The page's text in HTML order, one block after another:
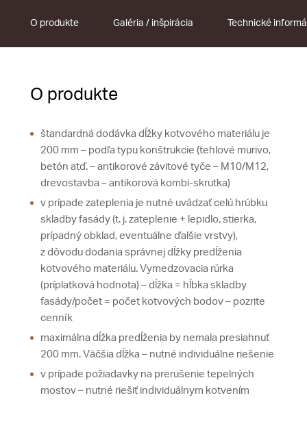
O produkte Galéria / inšpirácia Technické
O produkte
štandardná dodávka dĺžky kotvového materiálu je
200 mm – podľa typu konštrukcie (tehlové murivo,
betón atď. – antikorové závitové tyče – M10/M12,
drevostavba – antikorová kombi-skrutka)
v prípade zateplenia je nutné uvádzať celú hrúbku
skladby fasády (t. j. zateplenie + lepidlo, stierka,
prípadný obklad, eventuálne ďalšie vrstvy),
z dôvodu dodania správnej dĺžky predĺženia
kotvového materiálu. Vymedzovacia rúrka
(príplatková hodnota) – dĺžka = hĺbka skladby
fasády/počet = počet kotvových bodov – pozrite
cenník
maximálna dĺžka predĺženia by nemala presiahnuť
200 mm. Väčšia dĺžka – nutné individuálne riešenie
v prípade požiadavky na prerušenie tepelných
mostov – nutné riešiť individuálnym kotvením